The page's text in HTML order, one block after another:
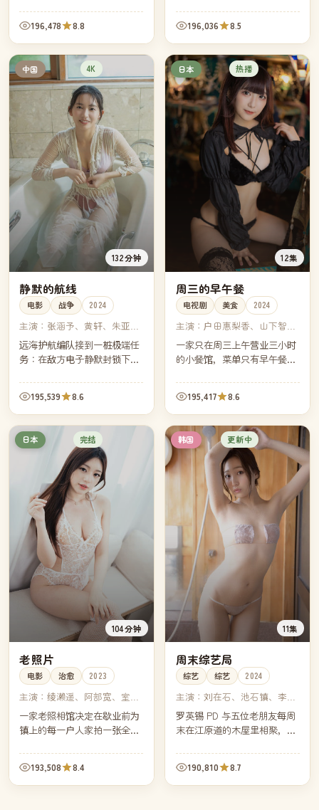
将拆除，老板决定为这十年里
每一位常客做一张属于他们的
咖啡卡片。
196,478 8.8
的记者发现，每个消失的人最
后听到的都是同一首曲子。
196,036 8.5
中国 4K
132分钟
静默的航线
电影 战争 2024
主演： 张涵予、黄轩、朱亚
文、张子枫
远海护航编队接到一桩极端任
务：在敌方电子静默封锁下，
海域。指挥官必须重新学会只
靠纸海图与星辰判断方向。
195,539 8.6
日本 热播
12集
周三的早午餐
电视剧 美食 2024
主演： 户田惠梨香、山下智
久、田中泯、永山瑛太
一家只在周三上午营业三小时
的小餐馆，菜单只有早午餐。
一段无法对家人言说的心事，
由一道菜替他们说完。
195,417 8.6
日本 完结
104分钟
老照片
电影 治愈 2023
主演：绫濑遥、阿部宽、室井
滋、多部未华子
一家老照相馆决定在歇业前为
镇上的每一户人家拍一张全家
小镇，也转过这家照相馆四十
年的兴衰。
193,508 8.4
韩国 更新中
11集
周末综艺局
综艺 综艺 2024
主演： 刘在石、池石镇、李孝
利、朴娜莱
罗英锡 PD 与五位老朋友每周
末在江原道的木屋里相聚，不
饭聊到深夜散步——韩国近年
最受好评的"无脑"综艺。
190,810 8.7